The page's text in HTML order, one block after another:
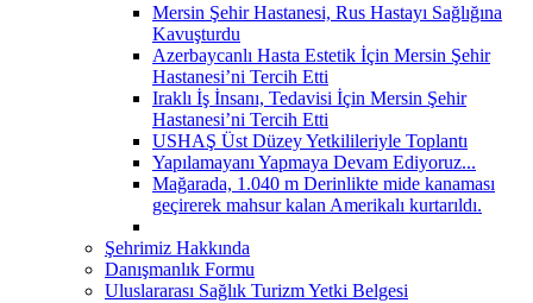
Mersin Şehir Hastanesi, Rus Hastayı Sağlığına
Kavuşturdu
Azerbaycanlı Hasta Estetik İçin Mersin Şehir
Hastanesi’ni Tercih Etti
Iraklı İş İnsanı, Tedavisi İçin Mersin Şehir
Hastanesi’ni Tercih Etti
USHAŞ Üst Düzey Yetkilileriyle Toplantı
Yapılamayanı Yapmaya Devam Ediyoruz...
Mağarada, 1.040 m Derinlikte mide kanaması
geçirerek mahsur kalan Amerikalı kurtarıldı.
Şehrimiz Hakkında
Danışmanlık Formu
Uluslararası Sağlık Turizm Yetki Belgesi